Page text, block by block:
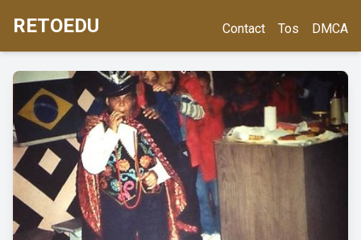
RETOEDU Contact Tos DMCA